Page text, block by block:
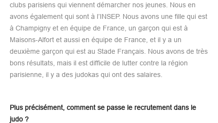
clubs parisiens qui viennent démarcher nos jeunes. Nous en
avons également qui sont à l’INSEP. Nous avons une fille qui est
à Champigny et en équipe de France, un garçon qui est à
Maisons-Alfort et aussi en équipe de France, et il y a un
deuxième garçon qui est au Stade Français. Nous avons de très
bons résultats, mais il est difficile de lutter contre la région
parisienne, il y a des judokas qui ont des salaires.
Plus précisément, comment se passe le recrutement dans le
judo ?